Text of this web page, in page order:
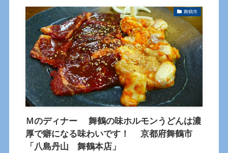
舞鶴市
Ｍのディナー 舞鶴の味ホルモンうどんは濃
厚で癖になる味わいです！ 京都府舞鶴市
「八島丹山 舞鶴本店」